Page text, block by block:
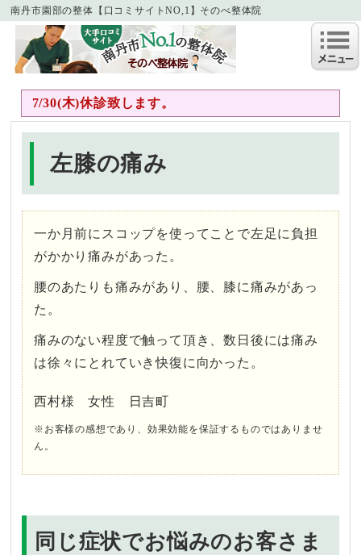
南丹市園部の整体【口コミサイトNO,1】そのべ整体院
7/30(木)休診致します。
左膝の痛み
一か月前にスコップを使ってことで左足に負担
がかかり痛みがあった。
腰のあたりも痛みがあり、腰、膝に痛みがあっ
た。
痛みのない程度で触って頂き、数日後には痛み
は徐々にとれていき快復に向かった。
西村様 女性 日吉町
※お客様の感想であり、効果効能を保証するものではありませ
ん。
同じ症状でお悩みのお客さま